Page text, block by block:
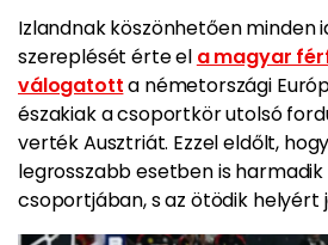
Izlandnak köszönhetően minden
szereplését érte el a magyar
válogatotta németországi
északiak a csoportkör utolsó
verték Ausztriát. Ezzel eldőlt,
legrosszabb esetben is
csoportjában, s az ötödik helyért